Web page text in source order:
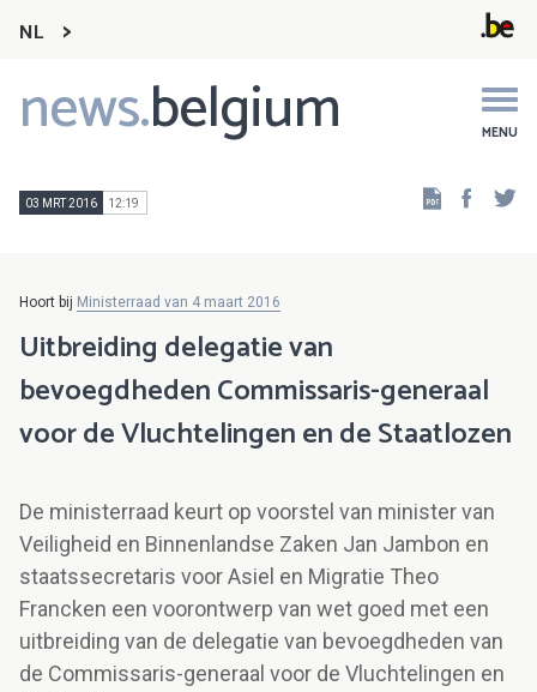
NL
news.belgium MENU
Main
navigation
03 MRT 2016 12:19
Hoort bij Ministerraad van 4 maart 2016
Uitbreiding delegatie van
bevoegdheden Commissaris-generaal
voor de Vluchtelingen en de Staatlozen
De ministerraad keurt op voorstel van minister van
Veiligheid en Binnenlandse Zaken Jan Jambon en
staatssecretaris voor Asiel en Migratie Theo
Francken een voorontwerp van wet goed met een
uitbreiding van de delegatie van bevoegdheden van
de Commissaris-generaal voor de Vluchtelingen en